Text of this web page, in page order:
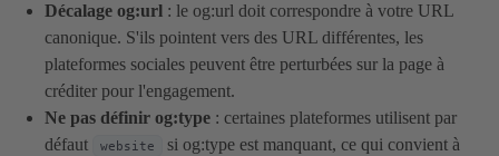
Décalage og:url : le og:url doit correspondre à votre URL
canonique. S'ils pointent vers des URL différentes, les
plateformes sociales peuvent être perturbées sur la page à
créditer pour l'engagement.
Ne pas définir og:type : certaines plateformes utilisent par
défaut
website
si og:type est manquant, ce qui convient à